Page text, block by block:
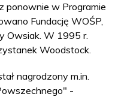
ponownie w Programie
Fundację WOŚP,
Owsiak. W 1995 r.
Woodstock.
nagrodzony m.in.
-